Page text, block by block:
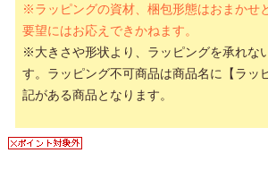
※ラッピングの資材、梱包形態はおまかせ
要望にはお応えできかねます。
※大きさや形状より、ラッピングを承れな
す。ラッピング不可商品は商品名に【ラッ
記がある商品となります。